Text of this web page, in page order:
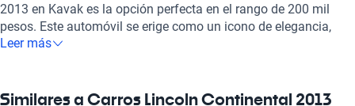
2013 en Kavak es la opción perfecta en el rango de 200 mil
pesos. Este automóvil se erige como un icono de elegancia,
ofreciendo un diseño exterior imponente y un interior que
placentero, ya sea en trayectos cortos o largos. Además de su
Leer más
Similares a Carros Lincoln Continental 2013